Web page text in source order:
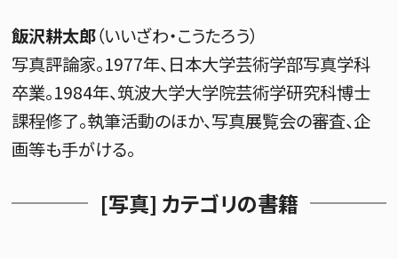
飯沢耕太郎（いいざわ・こうたろう）
写真評論家。1977年、日本大学芸術学部写真学科
卒業。1984年、筑波大学大学院芸術学研究科博士
課程修了。執筆活動のほか、写真展覧会の審査、企
画等も手がける。
[写真] カテゴリの書籍